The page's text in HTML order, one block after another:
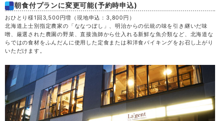
朝食付プランに変更可能(予約時申込)
おひとり様1回3,500円増（現地申込：3,800円）
北海道上士別指定農家の「ななつぼし」、明治からの伝統の味を引き継いだ味
噌、厳選された農園の野菜、直接漁師から仕入れる新鮮な魚介類など、北海道な
らではの食材をふんだんに使用した定食または和洋食バイキングをお召し上がり
いただけます。